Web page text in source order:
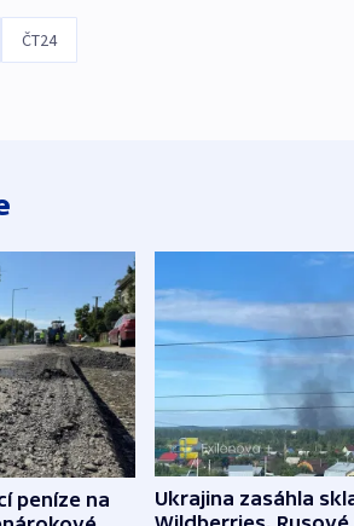
ČT24
peníze na
Ukrajina zasáhla